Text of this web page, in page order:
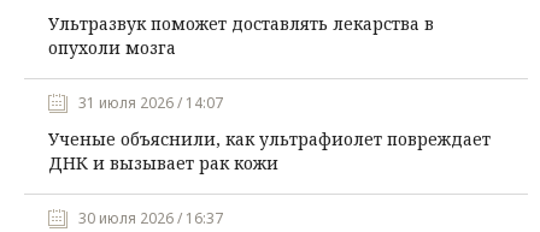
Ультразвук поможет доставлять лекарства в
опухоли мозга
31 июля 2026 / 14:07
Ученые объяснили, как ультрафиолет повреждает
ДНК и вызывает рак кожи
30 июля 2026 / 16:37